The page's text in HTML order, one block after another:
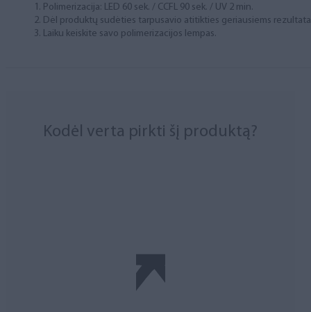
Polimerizacija: LED 60 sek. / CCFL 90 sek. / UV 2 min.
Dėl produktų sudėties tarpusavio atitikties geriausiems
Laiku keiskite savo polimerizacijos lempas.
Kodėl verta pirkti šį produktą?